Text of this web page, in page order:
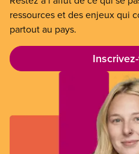
ressources et des enjeux qui
partout au pays.